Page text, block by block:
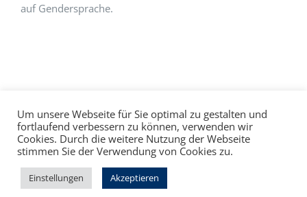
auf Gendersprache.
Impressum Datenschutz©hallo!rot
Facebook
Um unsere Webseite für Sie optimal zu gestalten und
fortlaufend verbessern zu können, verwenden wir
Cookies. Durch die weitere Nutzung der Webseite
stimmen Sie der Verwendung von Cookies zu.
Einstellungen Akzeptieren